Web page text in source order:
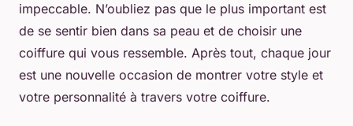
impeccable. N’oubliez pas que le plus important est
de se sentir bien dans sa peau et de choisir une
coiffure qui vous ressemble. Après tout, chaque jour
est une nouvelle occasion de montrer votre style et
votre personnalité à travers votre coiffure.